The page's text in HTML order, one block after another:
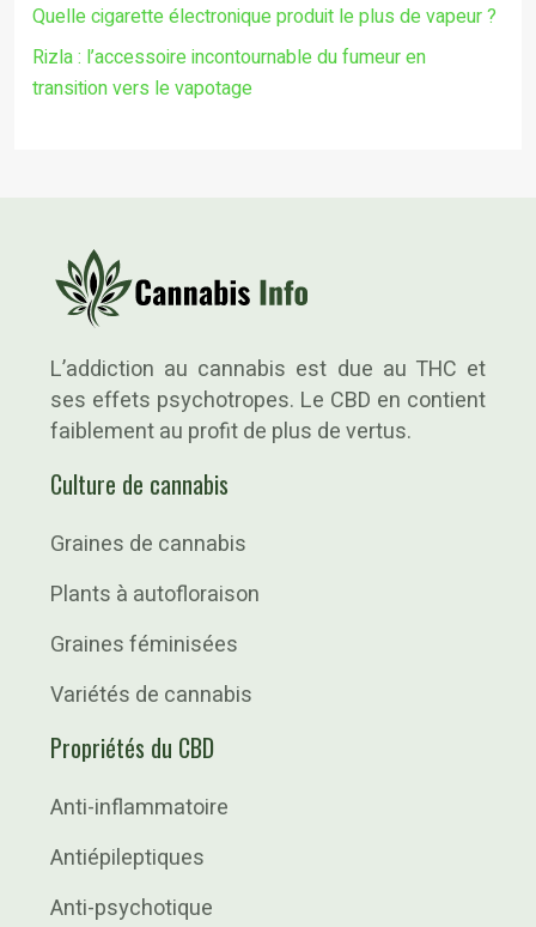
Quelle cigarette électronique produit le plus de vapeur ?
Rizla : l’accessoire incontournable du fumeur en
transition vers le vapotage
L’addiction au cannabis est due au THC et
ses effets psychotropes. Le CBD en contient
faiblement au profit de plus de vertus.
Culture de cannabis
Graines de cannabis
Plants à autofloraison
Graines féminisées
Variétés de cannabis
Propriétés du CBD
Anti-inflammatoire
Antiépileptiques
Anti-psychotique